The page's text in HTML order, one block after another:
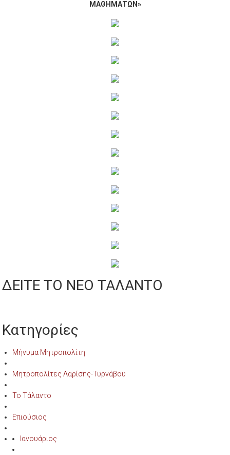
ΜΑΘΗΜΑΤΩΝ»
ΔΕΙΤΕ ΤΟ ΝΕΟ ΤΑΛΑΝΤΟ
Κατηγορίες
Μήνυμα Μητροπολίτη
Μητροπολίτες Λαρίσης-Τυρνάβου
Το Τάλαντο
Επιούσιος
Ιανουάριος